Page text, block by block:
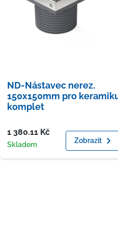
ND-Nástavec nerez.
150x150mm pro
komplet
Cena
1 380.11 Kč
Dostupnost
Skladem Zobrazit